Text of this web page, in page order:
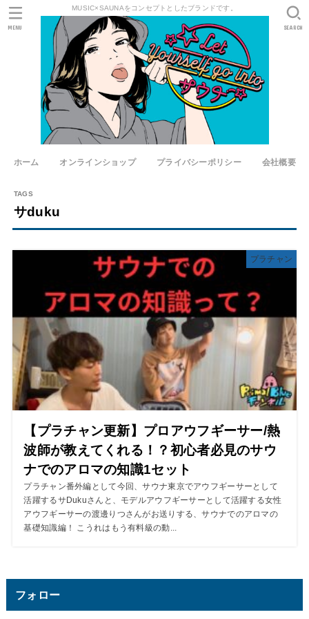
MUSIC×SAUNAをコンセプトとしたブランドです。
ホーム オンラインショップ プライバシーポリシー 会社概要
SEARCH
MENU
サduku
プラチャン
【プラチャン更新】プロアウフギーサー/熱
波師が教えてくれる！？初心者必見のサウ
ナでのアロマの知識1セット
プラチャン番外編として今回、サウナ東京でアウフギーサーとして
活躍するサDukuさんと、モデルアウフギーサーとして活躍する女性
アウフギーサーの渡邊りつさんがお送りする、サウナでのアロマの
基礎知識編！ こうれはもう有料級の動...
フォロー